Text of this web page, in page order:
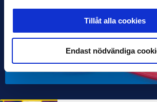
Tillåt alla cookies
Endast nödvändiga